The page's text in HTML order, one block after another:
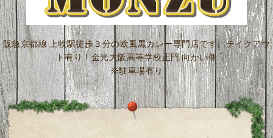
阪急京都線 上牧駅徒歩３分の欧風黒カレー専門店です。テイクアウ
ト有り！金光大阪高等学校正門 向かい側
※駐車場有り